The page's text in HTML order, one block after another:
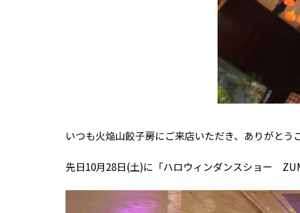
いつも火焔山餃子房にご来店いただき、ありがとう
先日10月28日(土)に「ハロウィンダンスショー